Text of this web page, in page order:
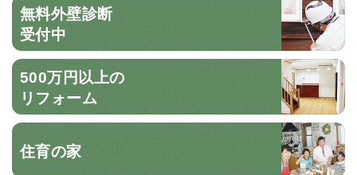
無料外壁診断
受付中
500万円以上の
リフォーム
住育の家